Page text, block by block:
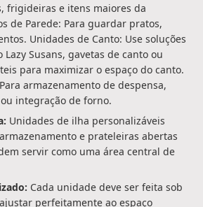
frigideiras e itens maiores da
de Parede: Para guardar pratos,
Unidades de Canto: Use soluções
Lazy Susans, gavetas de canto ou
para maximizar o espaço do canto.
armazenamento de despensa,
integração de forno.
Unidades de ilha personalizáveis
e prateleiras abertas
servir como uma área central de
Cada unidade deve ser feita sob
perfeitamente ao espaço